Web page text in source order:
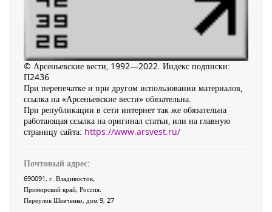
© Арсеньевские вести, 1992—2022. Индекс подписки:
П2436
При перепечатке и при другом использовании материалов,
ссылка на «Арсеньевские вести» обязательна.
При републикации в сети интернет так же обязательна
работающая ссылка на оригинал статьи, или на главную
страницу сайта: https://www.arsvest.ru/
Почтовый адрес:
690091, г. Владивосток,
Приморский край, Россия
Переулок Шевченко, дом 9, 27